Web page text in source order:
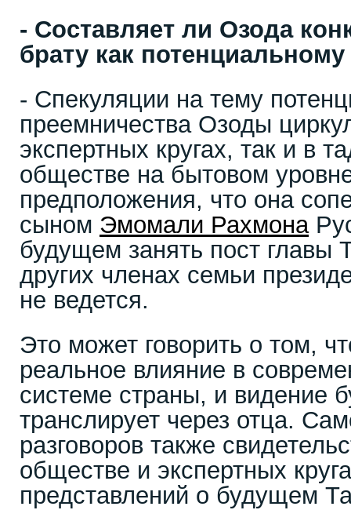
- Составляет ли Озода
брату как
- Спекуляции на тему
преемничества Озоды
экспертных кругах, так и в
обществе на бытовом
предположения, что она
сыном Эмомали Рахмона
будущем занять пост главы
других членах семьи
не ведется.
Это может говорить о том,
реальное влияние в
системе страны, и видение
транслирует через отца.
разговоров также
обществе и экспертных
представлений о будущем